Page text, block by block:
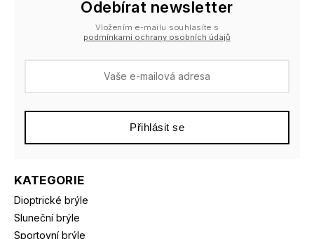
KATEGORIE
Dioptrické brýle
Sluneční brýle
Sportovní brýle
Odebírat newsletter
Vložením e-mailu souhlasíte s
podmínkami ochrany osobních údajů
Přihlásit se